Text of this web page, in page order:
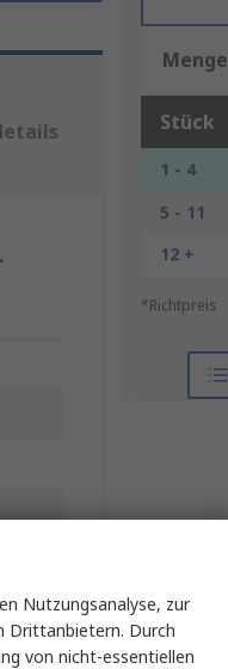
Stück
1 - 4
5 - 11
12 +
*Richtpreis
Nutzungsanalyse, zur
Drittanbietern. Durch
von nicht-essentiellen